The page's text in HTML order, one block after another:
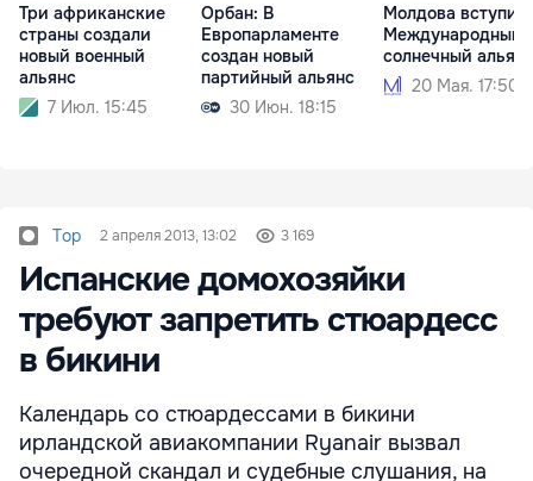
Три африканские
страны создали
новый военный
альянс
7 Июл. 15:45
Орбан: В
Европарламенте
создан новый
партийный альянс
30 Июн. 18:15
Молдова вступит
Международный
солнечный альянс
20 Мая. 17:50
Top 2 апреля 2013, 13:02 3 169
Испанские домохозяйки
требуют запретить стюардесс
в бикини
Календарь со стюардессами в бикини
ирландской авиакомпании Ryanair вызвал
очередной скандал и судебные слушания, на